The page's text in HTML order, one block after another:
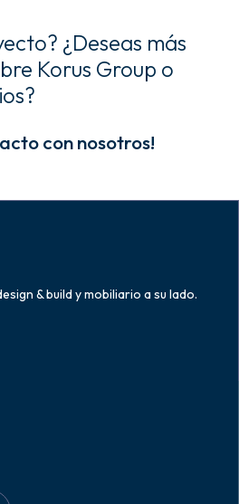
¿Deseas más
Korus Group o
con nosotros!
& build y mobiliario a su lado.